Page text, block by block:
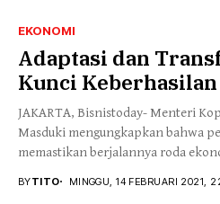
EKONOMI
Adaptasi dan
Kunci
JAKARTA, Bisnistoday- Menteri
Masduki mengungkapkan bahwa
memastikan berjalannya roda
BYTITO MINGGU, 14 FEBRUARI 2021,